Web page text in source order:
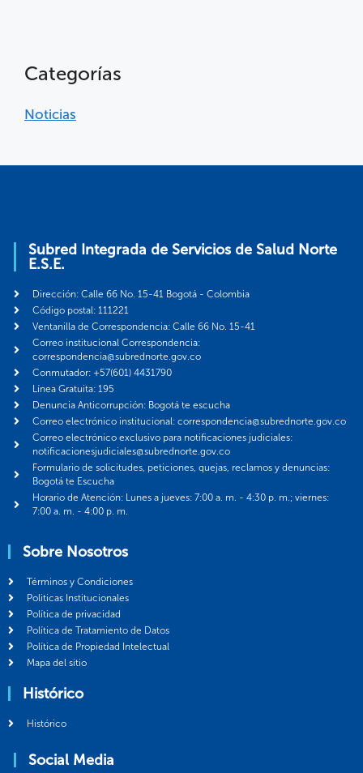
Categorías
Noticias
Subred Integrada de Servicios de Salud Norte
E.S.E.
Dirección: Calle 66 No. 15-41 Bogotá - Colombia
Código postal: 111221
Ventanilla de Correspondencia: Calle 66 No. 15-41
Correo institucional Correspondencia:
correspondencia@subrednorte.gov.co
Conmutador: +57(601) 4431790
Línea Gratuita: 195
Denuncia Anticorrupción: Bogotá te escucha
Correo electrónico institucional: correspondencia@subrednorte.gov.co
Correo electrónico exclusivo para notificaciones judiciales:
notificacionesjudiciales@subrednorte.gov.co
Formulario de solicitudes, peticiones, quejas, reclamos y denuncias:
Bogotá te Escucha
Horario de Atención: Lunes a jueves: 7:00 a. m. - 4:30 p. m.; viernes:
7:00 a. m. - 4:00 p. m.
Sobre Nosotros
Términos y Condiciones
Politicas Institucionales
Política de privacidad
Política de Tratamiento de Datos
Política de Propiedad Intelectual
Mapa del sitio
Histórico
Histórico
Social Media